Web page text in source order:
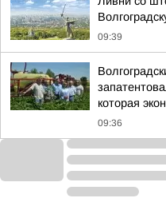
09:39
которая
09:36